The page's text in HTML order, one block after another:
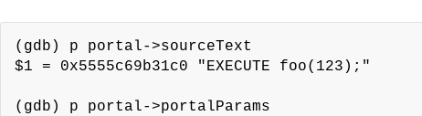
(gdb) p portal->sourceText
$1 = 0x5555c69b31c0 "EXECUTE foo(123);"
(gdb) p portal->portalParams